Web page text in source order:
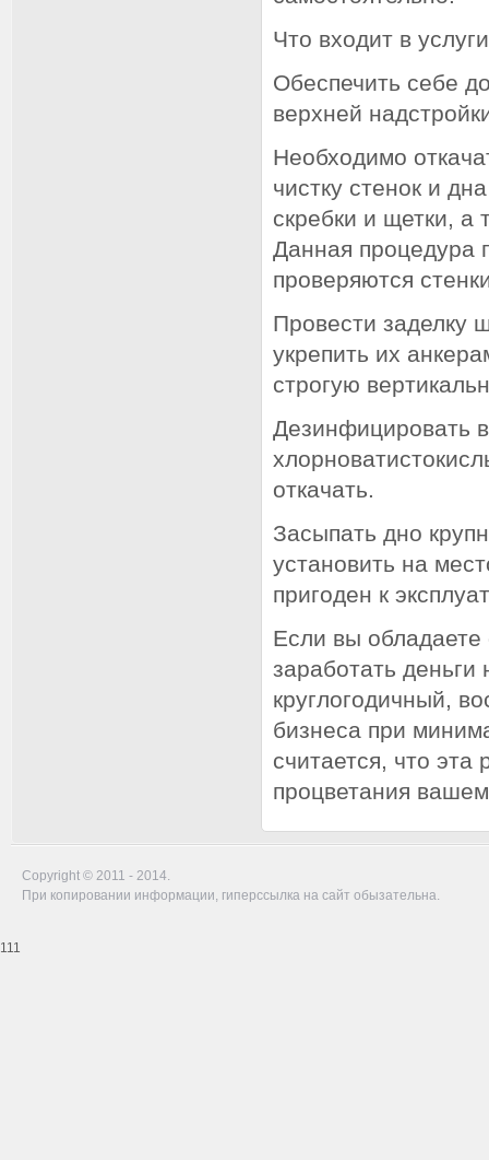
Что входит в услуги
Обеспечить себе
верхней
Необходимо
чистку стенок и
скребки и щетки,
Данная процедура
проверяются
Провести заделку
укрепить их
строгую
Дезинфицировать
откачать.
Засыпать дно
установить на
пригоден к
Если вы
заработать деньги
круглогодичный,
бизнеса при
считается, что
процветания
Copyright © 2011 - 2014.
При копировании информации, гиперссылка на сайт обызательна.
111